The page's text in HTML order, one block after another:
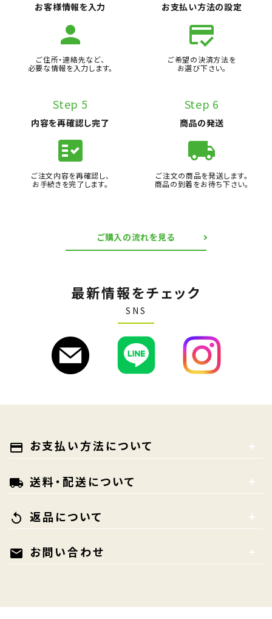
お客様情報を入力
person
ご住所・連絡先など、
必要な情報を入力します。
お支払い方法の設定
credit_score
ご希望の決済方法を
お選び下さい。
Step 5
内容を再確認し完了
fact_check
ご注文内容を再確認し、
お手続きを完了します。
Step 6
商品の発送
local_shipping
ご注文の商品を発送します。
商品の到着をお待ち下さい。
ご購入の流れを見る
最新情報をチェック
SNS
payment お支払い方法について
local_shipping 送料・配送について
replay 返品について
mail お問い合わせ